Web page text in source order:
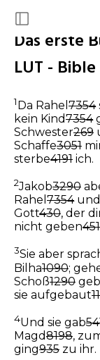
Das erste
LUT -
1Da Rahel 7354
kein Kind7354
Schwester269
Schaffe3051
sterbe4191 ich.
2Jakob3290
Rahel 7354und
Gott430, der
nicht geben
3Sie aber
Bilha1090;
Schoß1290
sie aufgebaut
4Und sie gab
Magd8198,
ging935 zu ihr.